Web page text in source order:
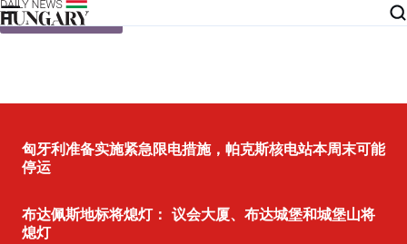
Skip to content
匈牙利准备实施紧急限电措施，帕克斯核电站本周末可能
停运
布达佩斯地标将熄灯： 议会大厦、布达城堡和城堡山将
熄灯